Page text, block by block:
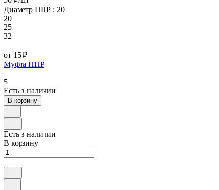
Диаметр ППР : 20
20
25
32
от 15 ₽
Муфта ППР
5
Есть в наличии
В корзину
Есть в наличии
В корзину